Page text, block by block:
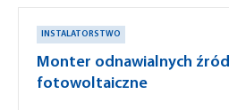
INSTALATORSTWO
Monter odnawialnych
fotowoltaiczne